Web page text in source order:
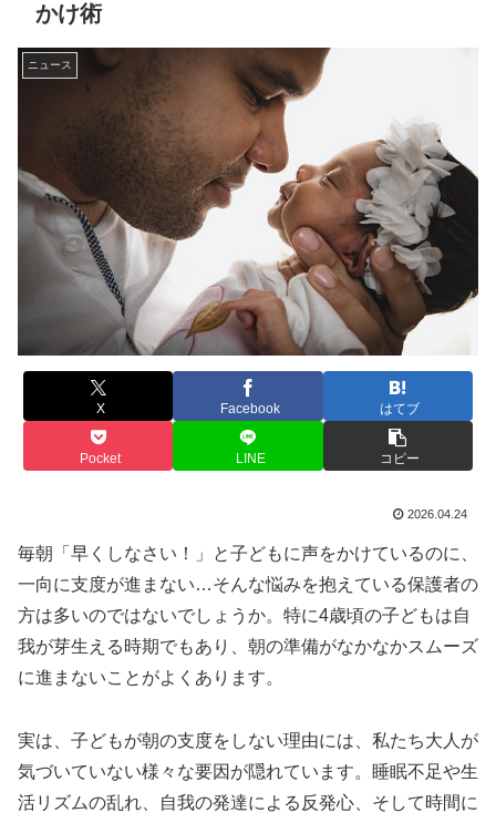
かけ術
ニュース
X Facebook はてブ
Pocket LINE コピー
2026.04.24
毎朝「早くしなさい！」と子どもに声をかけているのに、
一向に支度が進まない…そんな悩みを抱えている保護者の
方は多いのではないでしょうか。特に4歳頃の子どもは自
我が芽生える時期でもあり、朝の準備がなかなかスムーズ
に進まないことがよくあります。
実は、子どもが朝の支度をしない理由には、私たち大人が
気づいていない様々な要因が隠れています。睡眠不足や生
活リズムの乱れ、自我の発達による反発心、そして時間に